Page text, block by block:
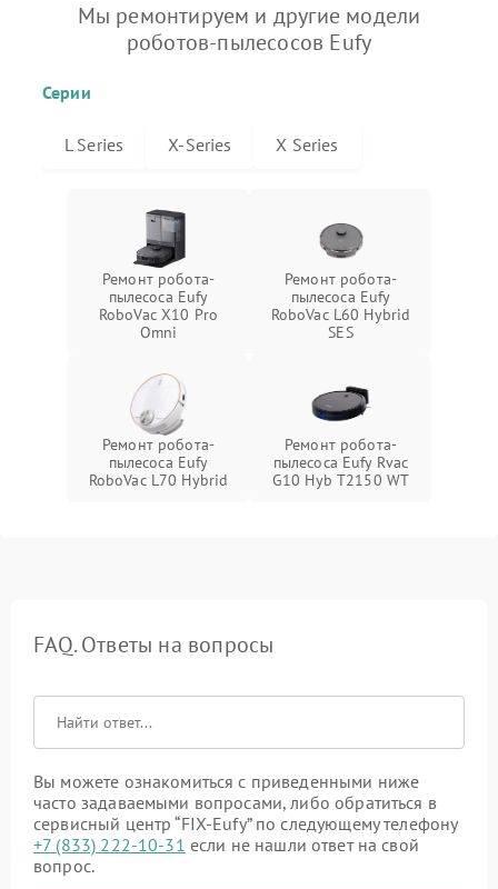
Мы ремонтируем и другие модели
роботов-пылесосов Eufy
Серии
L Series X-Series X Series
Ремонт робота-
пылесоса Eufy
RoboVac X10 Pro
Omni
Ремонт робота-
пылесоса Eufy
RoboVac L60 Hybrid
SES
Ремонт робота-
пылесоса Eufy
RoboVac L70 Hybrid
Ремонт робота-
пылесоса Eufy Rvac
G10 Hyb T2150 WT
FAQ. Ответы на вопросы
Вы можете ознакомиться с приведенными ниже
часто задаваемыми вопросами, либо обратиться в
сервисный центр “FIX-Eufy” по следующему телефону
+7 (833) 222-10-31 если не нашли ответ на свой
вопрос.